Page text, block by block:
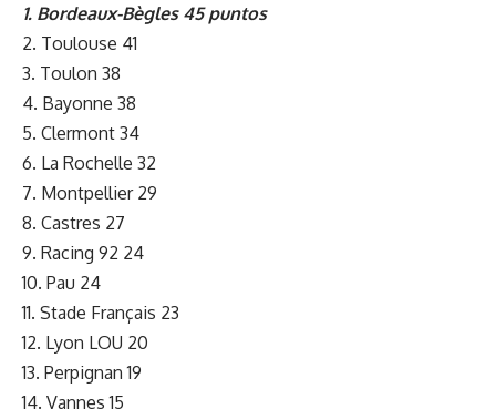
1. Bordeaux-Bègles 45 puntos
2. Toulouse 41
3. Toulon 38
4. Bayonne 38
5. Clermont 34
6. La Rochelle 32
7. Montpellier 29
8. Castres 27
9. Racing 92 24
10. Pau 24
11. Stade Français 23
12. Lyon LOU 20
13. Perpignan 19
14. Vannes 15